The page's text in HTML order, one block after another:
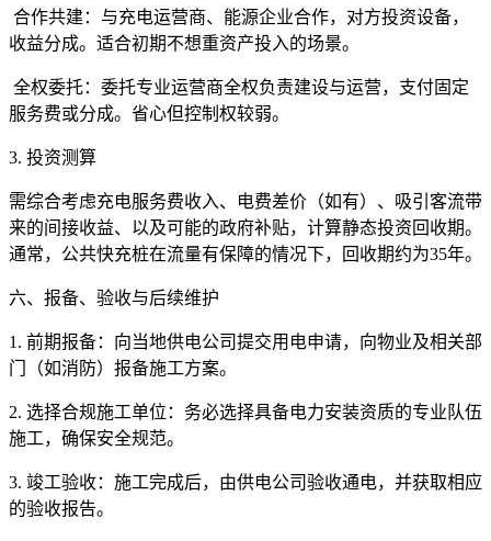
合作共建：与充电运营商、能源企业合作，对方投资设备，
收益分成。适合初期不想重资产投入的场景。
全权委托：委托专业运营商全权负责建设与运营，支付固定
服务费或分成。省心但控制权较弱。
3. 投资测算
需综合考虑充电服务费收入、电费差价（如有）、吸引客流带
来的间接收益、以及可能的政府补贴，计算静态投资回收期。
通常，公共快充桩在流量有保障的情况下，回收期约为35年。
六、报备、验收与后续维护
1. 前期报备：向当地供电公司提交用电申请，向物业及相关部
门（如消防）报备施工方案。
2. 选择合规施工单位：务必选择具备电力安装资质的专业队伍
施工，确保安全规范。
3. 竣工验收：施工完成后，由供电公司验收通电，并获取相应
的验收报告。